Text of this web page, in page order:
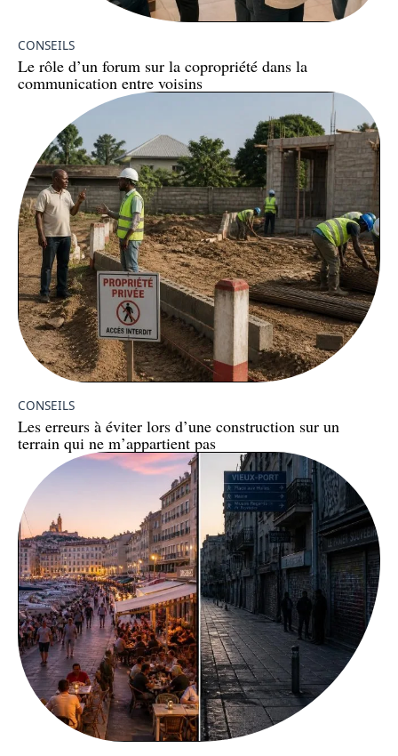
CONSEILS
Le rôle d’un forum sur la copropriété dans la
communication entre voisins
CONSEILS
Les erreurs à éviter lors d’une construction sur un
terrain qui ne m’appartient pas